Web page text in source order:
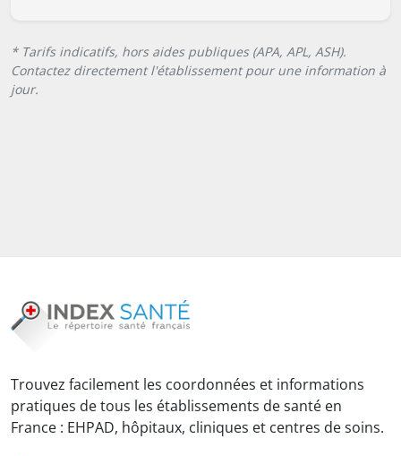
* Tarifs indicatifs, hors aides publiques (APA, APL, ASH).
Contactez directement l'établissement pour une information à
jour.
Trouvez facilement les coordonnées et informations
pratiques de tous les établissements de santé en
France : EHPAD, hôpitaux, cliniques et centres de soins.